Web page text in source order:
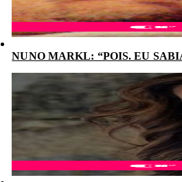
NUNO MARKL: “POIS. EU